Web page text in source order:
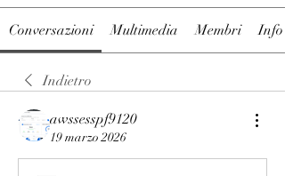
Conversazioni Multimedia Membri Info
Indietro
awssesspf9120
19 marzo 2026